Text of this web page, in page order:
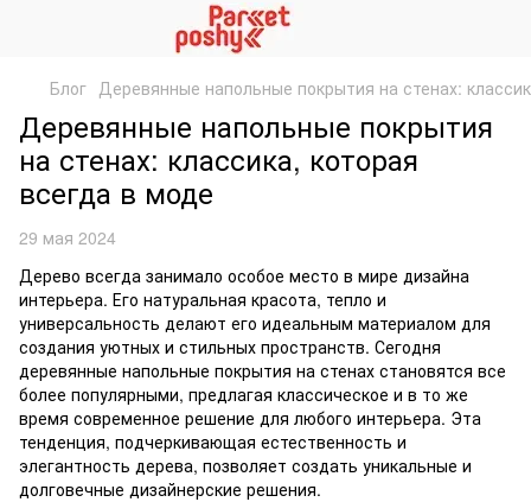
Блог Деревянные напольные покрытия на стенах:
Деревянные напольные покрытия
на стенах: классика, которая
всегда в моде
29 мая 2024
Дерево всегда занимало особое место в мире дизайна
интерьера. Его натуральная красота, тепло и
универсальность делают его идеальным материалом для
создания уютных и стильных пространств. Сегодня
деревянные напольные покрытия на стенах становятся все
более популярными, предлагая классическое и в то же
время современное решение для любого интерьера. Эта
тенденция, подчеркивающая естественность и
элегантность дерева, позволяет создать уникальные и
долговечные дизайнерские решения.